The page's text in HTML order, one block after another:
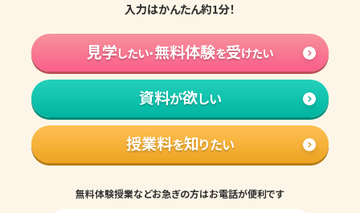
入力はかんたん約1分！
見学したい・無料体験を受けたい
資料が欲しい
授業料を知りたい
無料体験授業などお急ぎの方はお電話が便利です